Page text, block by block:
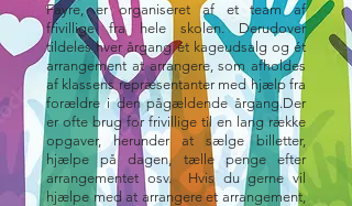
Fayre, er organiseret af et team af
frivillige fra hele skolen. Derudover
tildeles hver årgang ét kageudsalg og ét
arrangement at arrangere, som afholdes
af klassens repræsentanter med hjælp fra
forældre i den pågældende årgang.Der
er ofte brug for frivillige til en lang række
opgaver, herunder at sælge billetter,
hjælpe på dagen, tælle penge efter
arrangementet osv. Hvis du gerne vil
hjælpe med at arrangere et arrangement,